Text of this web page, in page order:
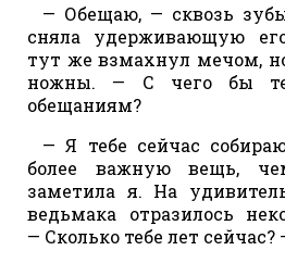
— Обещаю, — сквозь
сняла удерживающую
тут же взмахнул мечом,
ножны. — С чего бы
обещаниям?
— Я тебе сейчас
более важную вещь,
заметила я. На
ведьмака отразилось
— Сколько тебе лет